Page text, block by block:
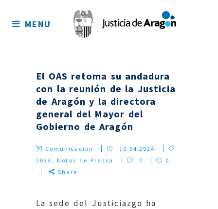
sitio
MENU
El OAS retoma su andadura
con la reunión de la Justicia
de Aragón y la directora
general del Mayor del
Gobierno de Aragón
Comunicacion
10.04.2024
2024,Notas de Prensa 0
0
Share
La sede del Justiciazgo ha